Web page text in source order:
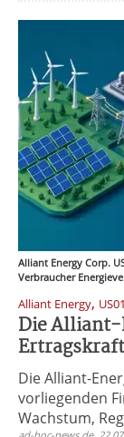
Alliant Energy Corp.
Verbraucher
Alliant Energy,
Die
Die Alliant-
vorliegenden
Wachstum,